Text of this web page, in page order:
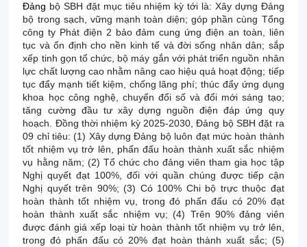
Đảng bộ SBH đặt mục tiêu nhiệm kỳ tới là: Xây dựng Đảng
bộ trong sạch, vững mạnh toàn diện; góp phần cùng Tổng
công ty Phát điện 2 bảo đảm cung ứng điện an toàn, liên
tục và ổn định cho nền kinh tế và đời sống nhân dân; sắp
xếp tinh gọn tổ chức, bộ máy gắn với phát triển nguồn nhân
lực chất lượng cao nhằm nâng cao hiệu quả hoạt động; tiếp
tục đẩy mạnh tiết kiệm, chống lãng phí; thúc đẩy ứng dụng
khoa học công nghệ, chuyển đổi số và đổi mới sáng tạo;
tăng cường đầu tư xây dựng nguồn điện đáp ứng quy
hoạch. Đồng thời nhiệm kỳ 2025-2030, Đảng bộ SBH đặt ra
09 chỉ tiêu: (1) Xây dựng Đảng bộ luôn đạt mức hoàn thành
tốt nhiệm vụ trở lên, phấn đấu hoàn thành xuất sắc nhiệm
vụ hằng năm; (2) Tổ chức cho đảng viên tham gia học tập
Nghị quyết đạt 100%, đối với quần chúng được tiếp cận
Nghị quyết trên 90%; (3) Có 100% Chi bộ trực thuộc đạt
hoàn thành tốt nhiệm vụ, trong đó phấn đấu có 20% đạt
hoàn thành xuất sắc nhiệm vụ; (4) Trên 90% đảng viên
được đánh giá xếp loại từ hoàn thành tốt nhiệm vụ trở lên,
trong đó phấn đấu có 20% đạt hoàn thành xuất sắc; (5)